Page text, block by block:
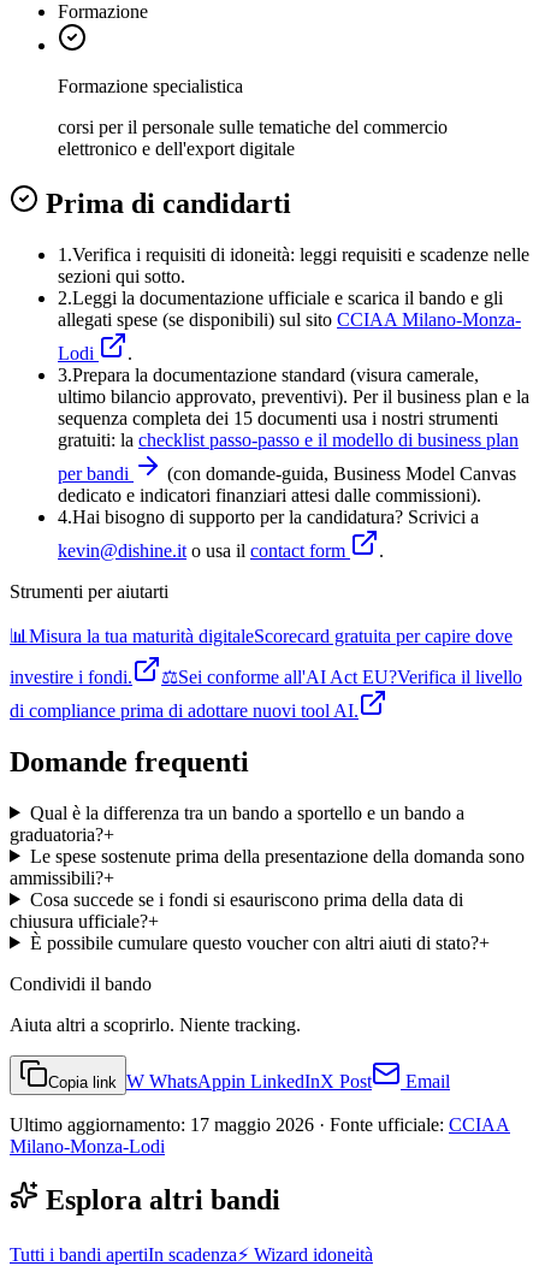
Formazione
Formazione specialistica
corsi per il personale sulle tematiche del commercio
elettronico e dell'export digitale
Prima di candidarti
1.Verifica i requisiti di idoneità: leggi requisiti e scadenze nelle
sezioni qui sotto.
2.Leggi la documentazione ufficiale e scarica il bando e gli
allegati spese (se disponibili) sul sito CCIAA Milano-Monza-
Lodi
.
3.Prepara la documentazione standard (visura camerale,
ultimo bilancio approvato, preventivi). Per il business plan e la
sequenza completa dei 15 documenti usa i nostri strumenti
gratuiti: la checklist passo-passo e il modello di business plan
per bandi
(con domande-guida, Business Model Canvas
dedicato e indicatori finanziari attesi dalle commissioni).
4.Hai bisogno di supporto per la candidatura? Scrivici a
kevin@dishine.it o usa il contact form
.
Strumenti per aiutarti
📊 Misura la tua maturità digitaleScorecard gratuita per capire dove
investire i fondi.
⚖️Sei conforme all'AI Act EU?Verifica il livello
di compliance prima di adottare nuovi tool AI.
Domande frequenti
Qual è la differenza tra un bando a sportello e un bando a
graduatoria?+
Le spese sostenute prima della presentazione della domanda sono
ammissibili?+
Cosa succede se i fondi si esauriscono prima della data di
chiusura ufficiale?+
È possibile cumulare questo voucher con altri aiuti di stato?+
Condividi il bando
Aiuta altri a scoprirlo. Niente tracking.
Copia link W WhatsAppin LinkedInX Post Email
Ultimo aggiornamento: 17 maggio 2026 · Fonte ufficiale: CCIAA
Milano-Monza-Lodi
Esplora altri bandi
Tutti i bandi apertiIn scadenza⚡ Wizard idoneità